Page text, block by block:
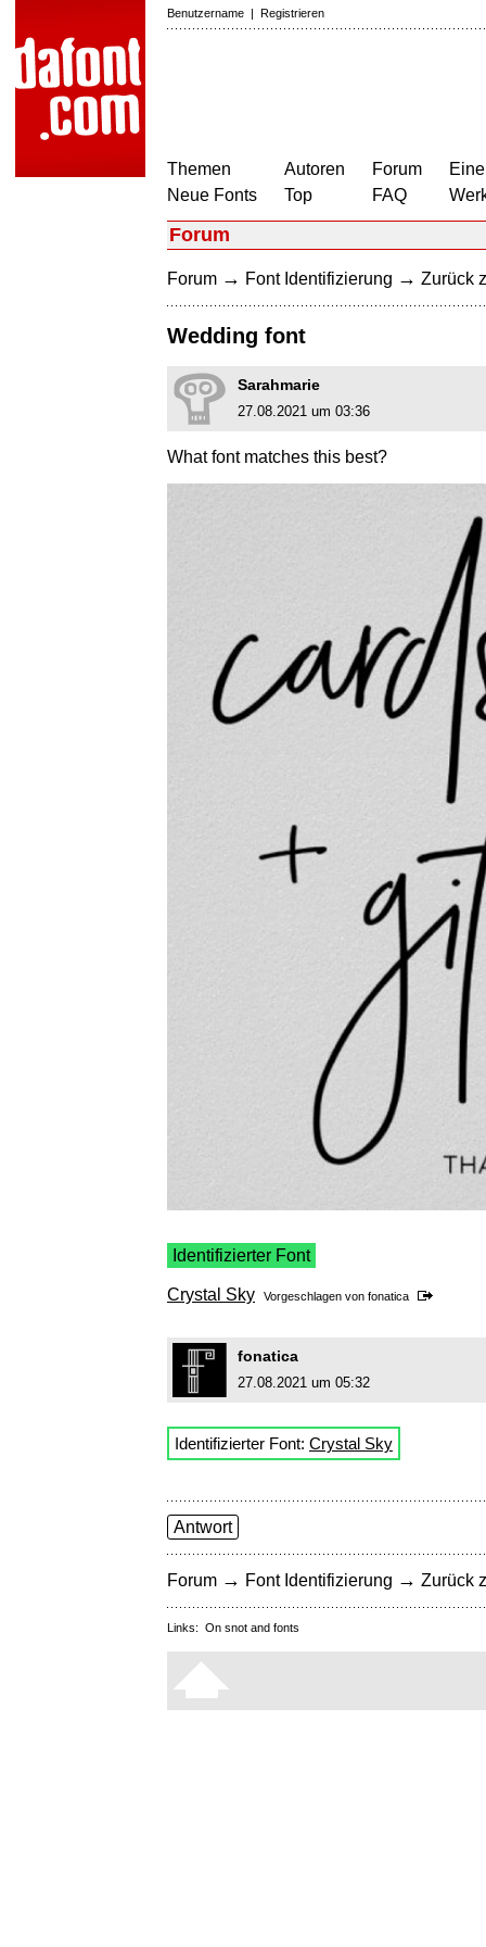
Benutzername | Registrieren
Themen
Neue Fonts
Autoren
Top
Forum
FAQ
Forum
Forum → Font Identifizierung → Zurück
Wedding font
Sarahmarie
27.08.2021 um 03:36
What font matches this best?
Identifizierter Font
Crystal Sky Vorgeschlagen von fonatica
fonatica
27.08.2021 um 05:32
Identifizierter Font: Crystal Sky
Antwort
Forum → Font Identifizierung → Zurück
Links: On snot and fonts